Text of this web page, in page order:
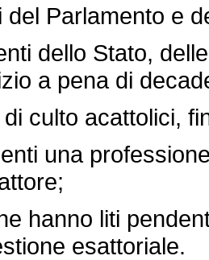
Parlamento e
dello Stato,
a pena di
culto acattolici,
una
hanno liti
esattoriale.